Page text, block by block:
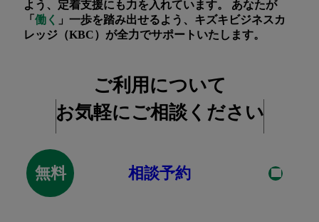
よう、定着支援にも力を入れています。 あなたが
「 働く
」一歩を踏み出せるよう、キズキビジネスカ
レッジ（KBC）が全力でサポートいたします。
ご利用について
お気軽にご相談ください
相談予約